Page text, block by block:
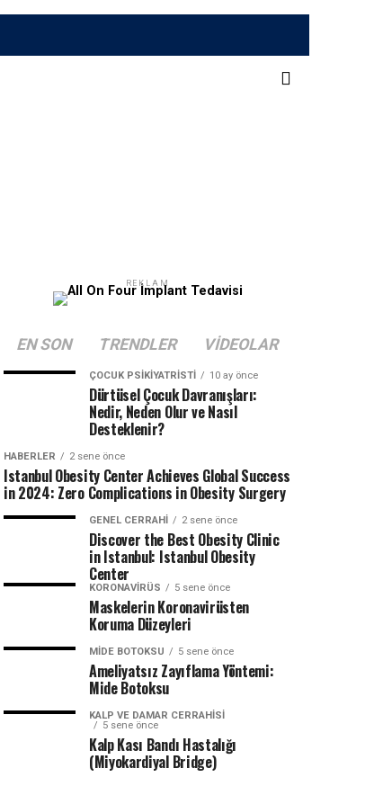
REKLAM
EN SON TRENDLER VIDEOLAR
ÇOCUK PSIKIYATRISTI 10 ay önce
Dürtüsel Çocuk Davranışları:
Nedir, Neden Olur ve Nasıl
Desteklenir?
HABERLER 2 sene önce
Istanbul Obesity Center Achieves Global Success
in 2024: Zero Complications in Obesity Surgery
GENEL CERRAHI 2 sene önce
Discover the Best Obesity Clinic
in Istanbul: Istanbul Obesity
Center
KORONAVIRÜS 5 sene önce
Maskelerin Koronavirüsten
Koruma Düzeyleri
MIDE BOTOKSU 5 sene önce
Ameliyatsız Zayıflama Yöntemi:
Mide Botoksu
KALP VE DAMAR CERRAHISI
5 sene önce
Kalp Kası Bandı Hastalığı
(Miyokardiyal Bridge)